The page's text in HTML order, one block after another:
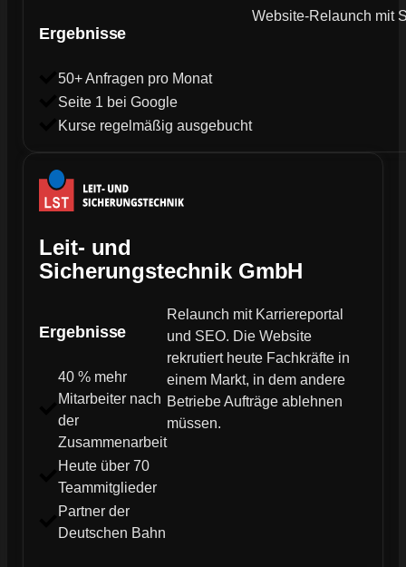
Ergebnisse
50+ Anfragen pro Monat
Seite 1 bei Google
Kurse regelmäßig ausgebucht
Website-Relaunch mit
Leit- und
Sicherungstechnik GmbH
Ergebnisse
40 % mehr
Mitarbeiter nach
der
Zusammenarbeit
Heute über 70
Teammitglieder
Partner der
Deutschen Bahn
Relaunch mit Karriereportal
und SEO. Die Website
rekrutiert heute Fachkräfte in
einem Markt, in dem andere
Betriebe Aufträge ablehnen
müssen.